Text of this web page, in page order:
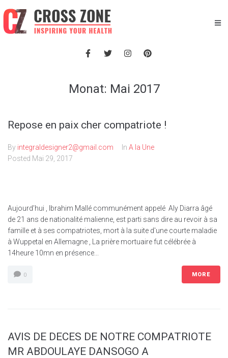
Monat: Mai 2017
Repose en paix cher compatriote !
By integraldesigner2@gmail.com In A la Une
Posted Mai 29, 2017
Aujourd’hui , Ibrahim Mallé communément appelé Aly Diarra âgé
de 21 ans de nationalité malienne, est parti sans dire au revoir à sa
famille et à ses compatriotes, mort à la suite d'une courte maladie
à Wuppetal en Allemagne , La prière mortuaire fut célébrée à
14heure 10mn en présence...
0 MORE
AVIS DE DECES DE NOTRE COMPATRIOTE
MR ABDOULAYE DANSOGO A